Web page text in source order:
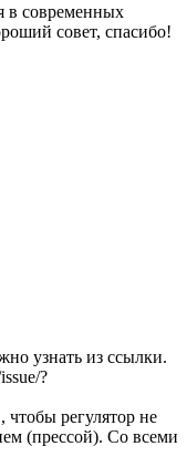
в современных
совет, спасибо!
узнать из ссылки.
?
регулятор не
(прессой). Со всеми